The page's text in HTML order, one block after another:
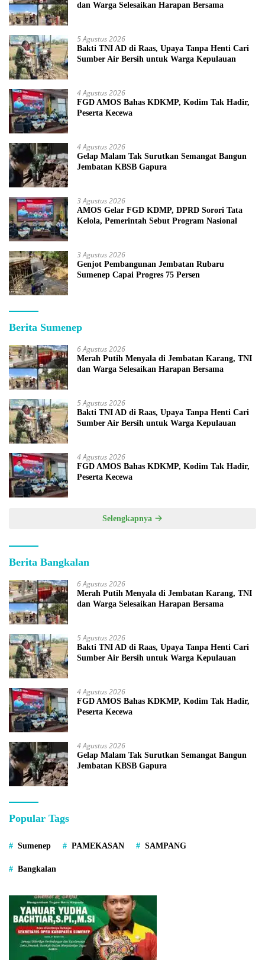
dan Warga Selesaikan Harapan Bersama
5 Agustus 2026
Bakti TNI AD di Raas, Upaya Tanpa Henti Cari
Sumber Air Bersih untuk Warga Kepulauan
4 Agustus 2026
FGD AMOS Bahas KDKMP, Kodim Tak Hadir,
Peserta Kecewa
4 Agustus 2026
Gelap Malam Tak Surutkan Semangat Bangun
Jembatan KBSB Gapura
3 Agustus 2026
AMOS Gelar FGD KDMP, DPRD Sorori Tata
Kelola, Pemerintah Sebut Program Nasional
3 Agustus 2026
Genjot Pembangunan Jembatan Rubaru
Sumenep Capai Progres 75 Persen
Berita Sumenep
6 Agustus 2026
Merah Putih Menyala di Jembatan Karang, TNI
dan Warga Selesaikan Harapan Bersama
5 Agustus 2026
Bakti TNI AD di Raas, Upaya Tanpa Henti Cari
Sumber Air Bersih untuk Warga Kepulauan
4 Agustus 2026
FGD AMOS Bahas KDKMP, Kodim Tak Hadir,
Peserta Kecewa
Selengkapnya
Berita Bangkalan
6 Agustus 2026
Merah Putih Menyala di Jembatan Karang, TNI
dan Warga Selesaikan Harapan Bersama
5 Agustus 2026
Bakti TNI AD di Raas, Upaya Tanpa Henti Cari
Sumber Air Bersih untuk Warga Kepulauan
4 Agustus 2026
FGD AMOS Bahas KDKMP, Kodim Tak Hadir,
Peserta Kecewa
4 Agustus 2026
Gelap Malam Tak Surutkan Semangat Bangun
Jembatan KBSB Gapura
Popular Tags
Sumenep PAMEKASAN SAMPANG
Bangkalan